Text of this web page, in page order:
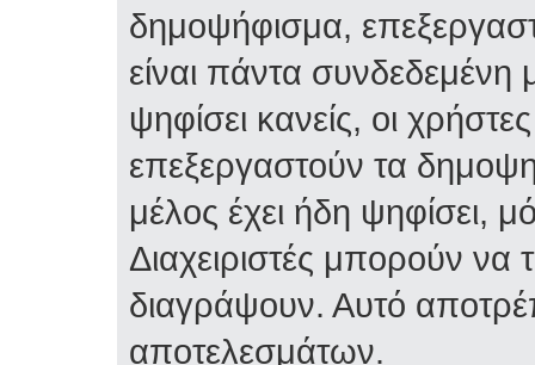
δημοψήφισμα,
είναι πάντα
ψηφίσει κανείς, οι
επεξεργαστούν τα
μέλος έχει ήδη ψηφίσει,
Διαχειριστές μπορούν να
διαγράψουν. Αυτό
αποτελεσμάτων.